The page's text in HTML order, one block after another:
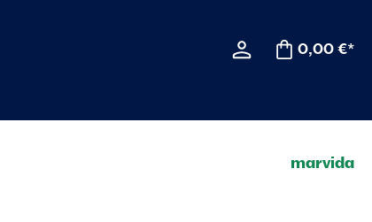
0,00 €*
marvida